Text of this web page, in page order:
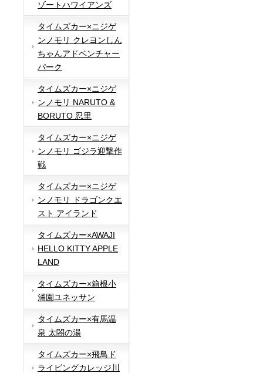
ゾートハワイアンズ
タイムズカー×ニジゲ
ンノモリ クレヨンしん
ちゃんアドベンチャー
パーク
タイムズカー×ニジゲ
ンノモリ NARUTO &
BORUTO 忍里
タイムズカー×ニジゲ
ンノモリ ゴジラ迎撃作
戦
タイムズカー×ニジゲ
ンノモリ ドラゴンクエ
スト アイランド
タイムズカー×AWAJI
HELLO KITTY APPLE
LAND
タイムズカー×箱根小
涌園ユネッサン
タイムズカー×有馬温
泉 太閤の湯
タイムズカー×飛鳥ド
ライビングカレッジ川